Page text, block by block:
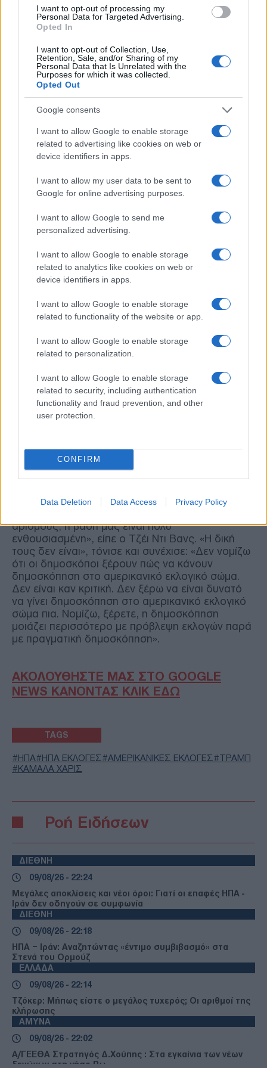
I want to opt-out of processing my
Personal Data for Targeted Advertising.
Opted In
I want to opt-out of Collection, Use,
Retention, Sale, and/or Sharing of my
Personal Data that Is Unrelated with the
Purposes for which it was collected.
Opted Out
Google consents
I want to allow Google to enable storage
related to advertising like cookies on web or
device identifiers in apps.
I want to allow my user data to be sent to
Google for online advertising purposes.
I want to allow Google to send me
personalized advertising.
I want to allow Google to enable storage
related to analytics like cookies on web or
device identifiers in apps.
I want to allow Google to enable storage
related to functionality of the website or app.
I want to allow Google to enable storage
related to personalization.
I want to allow Google to enable storage
related to security, including authentication
functionality and fraud prevention, and other
user protection.
CONFIRM
Data Deletion Data Access Privacy Policy
Το δημοσίευμα τονίζει ότι παρόλο που ο Τραμπ
προηγείται της Χάρις μόνο κατά 0,1% σε εθνικό
επίπεδο, σύμφωνα με τους μέσους όρους
δημοσκοπήσεων, έχει κερδίσει ένα ισχυρό
στοιχημάτων.
Ο Βανς στο μεταξύ πριν ολοκληρώσει την
εκστρατεία του κινείται μεταξύ τεσσάρων swing
ψηφοφόρους να πάνε στις κάλπες.
Την περασμένη εβδομάδα, δημοσκόπηση της
DailyMail.com, έδωσε προβάδισμα τριών
του ο Βανς τόνισε από το 737 που ναυλώθηκε για
αυτή ότι είναι δύσπιστος απέναντι στις
δημοσκοπήσεις που δίνουν δυναμική στην Χάρις.
αριθμούς, η βάση μας είναι πολύ
ενθουσιασμένη», είπε ο Τζέι Ντι Βανς. «Η δική
τους δεν είναι», τόνισε και συνέχισε: «Δεν νομίζω
ότι οι δημοσκόποι ξέρουν πώς να κάνουν
δημοσκόπηση στο αμερικανικό εκλογικό σώμα.
Δεν είναι καν κριτική. Δεν ξέρω να είναι δυνατό
να γίνει δημοσκόπηση στο αμερικανικό εκλογικό
σώμα πια. Νομίζω, ξέρετε, η δημοσκόπηση
μοιάζει περισσότερο με πρόβλεψη εκλογών παρά
με πραγματική δημοσκόπηση».
ΑΚΟΛΟΥΘΗΣΤΕ ΜΑΣ ΣΤΟ GOOGLE
NEWS ΚΑΝΟΝΤΑΣ ΚΛΙΚ ΕΔΩ
TAGS
ΗΠΑ ΗΠΑ ΕΚΛΟΓΕΣ ΑΜΕΡΙΚΑΝΙΚΕΣ ΕΚΛΟΓΕΣ
ΤΡΑΜΠ
ΚΑΜΑΛΑ ΧΑΡΙΣ
Ροή Ειδήσεων
ΔΙΕΘΝΗ
09/08/26 - 22:24
Μεγάλες αποκλίσεις και νέοι όροι: Γιατί οι επαφές ΗΠΑ -
Ιράν δεν οδηγούν σε συμφωνία
ΔΙΕΘΝΗ
09/08/26 - 22:18
ΗΠΑ – Ιράν: Αναζητώντας «έντιμο συμβιβασμό» στα
Στενά του Ορμούζ
ΕΛΛΑΔΑ
09/08/26 - 22:14
Τζόκερ: Μήπως είστε ο μεγάλος τυχερός; Οι αριθμοί της
κλήρωσης
ΑΜΥΝΑ
09/08/26 - 22:02
Α/ΓΕΕΘΑ Στρατηγός Δ.Χούπης : Στα εγκαίνια των νέων
ξενώνων στη νήσο Ρω